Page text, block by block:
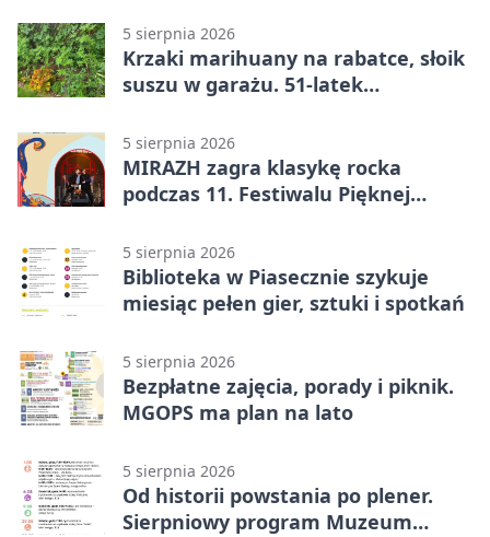
5 sierpnia 2026
Krzaki marihuany na rabatce, słoik
suszu w garażu. 51-latek
5 sierpnia 2026
MIRAZH zagra klasykę rocka
podczas 11. Festiwalu Pięknej
5 sierpnia 2026
Biblioteka w Piasecznie szykuje
miesiąc pełen gier, sztuki i spotkań
5 sierpnia 2026
Bezpłatne zajęcia, porady i piknik.
MGOPS ma plan na lato
5 sierpnia 2026
Od historii powstania po plener.
Sierpniowy program Muzeum